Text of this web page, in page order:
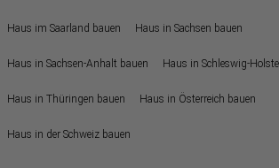
Haus im Saarland bauen Haus in Sachsen bauen
Haus in Sachsen-Anhalt bauen Haus in Schleswig-
Haus in Thüringen bauen Haus in Österreich bauen
Haus in der Schweiz bauen